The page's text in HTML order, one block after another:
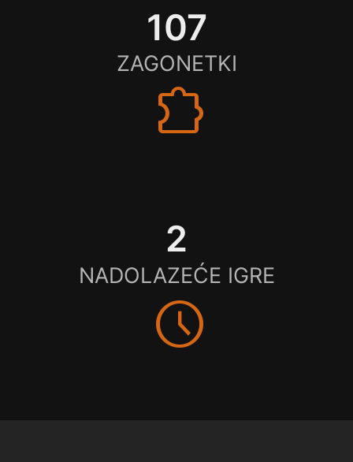
107
ZAGONETKI
extension
2
NADOLAZEĆE IGRE
schedule